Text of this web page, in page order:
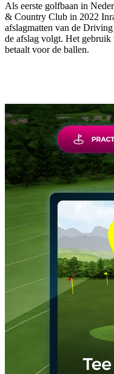
Als eerste golfbaan in
& Country Club in 2022
afslagmatten van de
de afslag volgt. Het
betaalt voor de ballen.